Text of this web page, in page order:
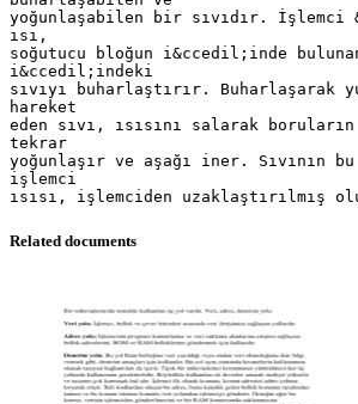
Related documents